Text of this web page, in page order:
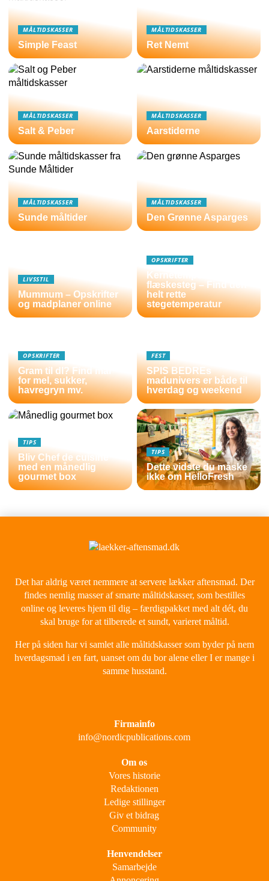
MÅLTIDSKASSER
Simple Feast
MÅLTIDSKASSER
Ret Nemt
MÅLTIDSKASSER
Salt & Peber
MÅLTIDSKASSER
Aarstiderne
MÅLTIDSKASSER
Sunde måltider
MÅLTIDSKASSER
Den Grønne Asparges
LIVSSTIL
Mummum – Opskrifter
og madplaner online
OPSKRIFTER
Kernetemperatur
flæskesteg – Find den
helt rette
stegetemperatur
OPSKRIFTER
Gram til dl? Find mål
for mel, sukker,
havregryn mv.
FEST
SPIS BEDREs
madunivers er både til
hverdag og weekend
TIPS
Bliv Chef de cuisine
med en månedlig
gourmet box
TIPS
Dette vidste du måske
ikke om HelloFresh
Det har aldrig været nemmere at servere lækker aftensmad. Der
findes nemlig masser af smarte måltidskasser, som bestilles
online og leveres hjem til dig – færdigpakket med alt dét, du
skal bruge for at tilberede et sundt, varieret måltid.
Her på siden har vi samlet alle måltidskasser som byder på nem
hverdagsmad i en fart, uanset om du bor alene eller I er mange i
samme husstand.
Firmainfo
info@nordicpublications.com
Om os
Vores historie
Redaktionen
Ledige stillinger
Giv et bidrag
Community
Henvendelser
Samarbejde